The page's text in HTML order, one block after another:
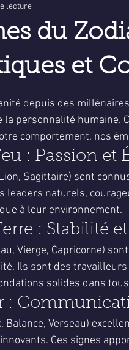
du
et
lecture
depuis des
personnalité humaine.
comportement, nos
: Passion et
Sagittaire) sont
leaders naturels,
à leur environnement.
: Stabilité
Vierge, Capricorne)
Ils sont des
solides dans
:
Balance, Verseau)
Ces signes